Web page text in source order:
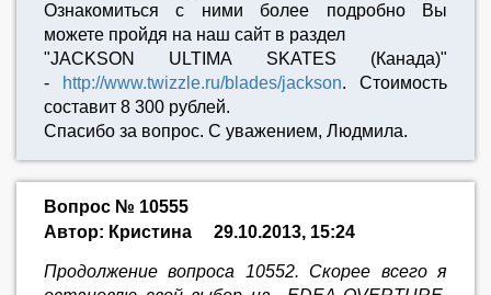
Ознакомиться с ними более подробно Вы
можете пройдя на наш сайт в раздел
"JACKSON ULTIMA SKATES (Канада)"
-
http://www.twizzle.ru/blades/jackson. Стоимость
составит 8 300 рублей.
Спасибо за вопрос. С уважением, Людмила.
Вопрос № 10555
Автор: Кристина
29.10.2013, 15:24
Продолжение вопроса 10552. Скорее всего я